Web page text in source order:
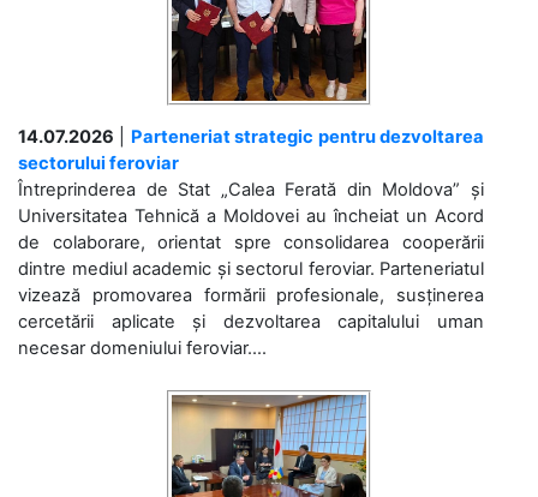
14.07.2026
Parteneriat strategic pentru dezvoltarea
sectorului feroviar
Întreprinderea de Stat „Calea Ferată din Moldova” și
Universitatea Tehnică a Moldovei au încheiat un Acord
de colaborare, orientat spre consolidarea cooperării
dintre mediul academic și sectorul feroviar. Parteneriatul
vizează promovarea formării profesionale, susținerea
cercetării aplicate și dezvoltarea capitalului uman
necesar domeniului feroviar....